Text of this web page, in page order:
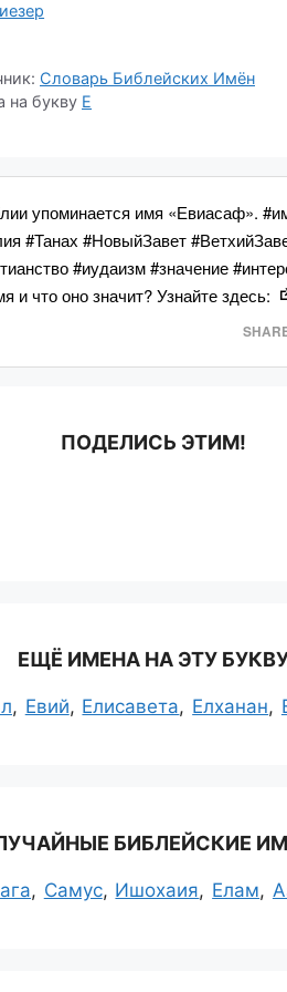
Словарь Библейских Имён
на букву Е
упоминается имя «Евиасаф».
#Танах #НовыйЗавет
#иудаизм #значение
и что оно значит? Узнайте здесь:
ПОДЕЛИСЬ ЭТИМ!
ЕЩЁ ИМЕНА НА ЭТУ
Евий Елисавета Елханан
БИБЛЕЙСКИЕ
Самус Ишохаия Елам